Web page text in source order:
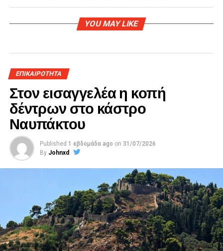
YOU MAY LIKE
ΕΠΙΚΑΙΡΟΤΗΤΑ
Στον εισαγγελέα η κοπή
δέντρων στο κάστρο
Ναυπάκτου
Published 1 εβδομάδα ago on 31/07/2026
By Johnxd